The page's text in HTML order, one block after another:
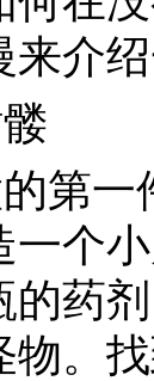
介绍
第一
一个
的药
物。